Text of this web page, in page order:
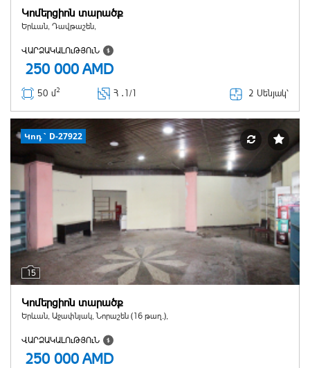
Կոմերցիոն տարածք
Երևան, Դավթաշեն,
ՎԱՐՁԱԿԱԼՈւԹՅՈւՆ
250 000 AMD
50 մ2 Հ ․ 1/1 2 Սենյակ՝
15
Կոդ` D-27922
Կոմերցիոն տարածք
Երևան, Աջափնյակ, Նորաշեն (16 թաղ.),
ՎԱՐՁԱԿԱԼՈւԹՅՈւՆ
250 000 AMD